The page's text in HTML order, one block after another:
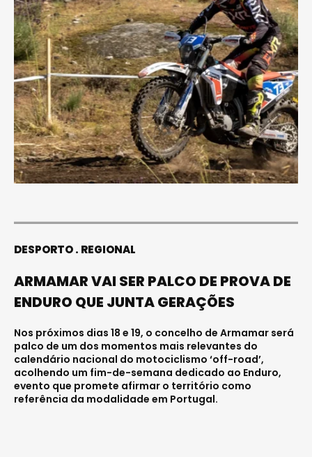
DESPORTO REGIONAL
ARMAMAR VAI SER PALCO DE PROVA DE
ENDURO QUE JUNTA GERAÇÕES
Nos próximos dias 18 e 19, o concelho de Armamar será
palco de um dos momentos mais relevantes do
calendário nacional do motociclismo ‘off-road’,
acolhendo um fim-de-semana dedicado ao Enduro,
evento que promete afirmar o território como
referência da modalidade em Portugal.